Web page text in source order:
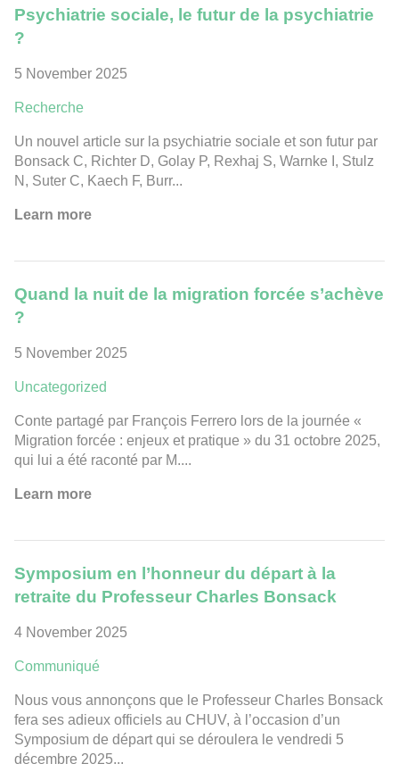
Psychiatrie sociale, le futur de la psychiatrie
?
5 November 2025
Recherche
Un nouvel article sur la psychiatrie sociale et son futur par
Bonsack C, Richter D, Golay P, Rexhaj S, Warnke I, Stulz
N, Suter C, Kaech F, Burr...
Learn more
Quand la nuit de la migration forcée s’achève
?
5 November 2025
Uncategorized
Conte partagé par François Ferrero lors de la journée «
Migration forcée : enjeux et pratique » du 31 octobre 2025,
qui lui a été raconté par M....
Learn more
Symposium en l’honneur du départ à la
retraite du Professeur Charles Bonsack
4 November 2025
Communiqué
Nous vous annonçons que le Professeur Charles Bonsack
fera ses adieux officiels au CHUV, à l’occasion d’un
Symposium de départ qui se déroulera le vendredi 5
décembre 2025...